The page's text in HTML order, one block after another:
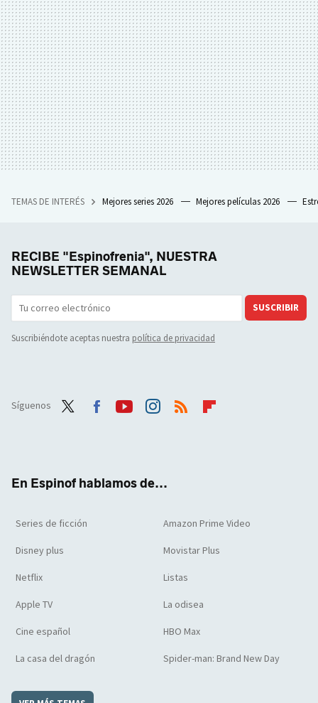
TEMAS DE INTERÉS Mejores series 2026 Mejores películas 2026
RECIBE "Espinofrenia", NUESTRA
NEWSLETTER SEMANAL
SUSCRIBIR
Suscribiéndote aceptas nuestra política de privacidad
Síguenos
En Espinof hablamos de...
Series de ficción Amazon Prime Video
Disney plus Movistar Plus
Netflix Listas
Apple TV La odisea
Cine español HBO Max
La casa del dragón Spider-man: Brand New Day